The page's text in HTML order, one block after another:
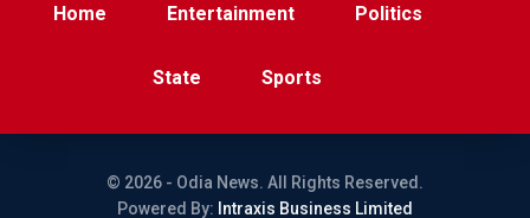
Home Entertainment Politics
State Sports
© 2026 - Odia News. All Rights Reserved.
Powered By: Intraxis Business Limited